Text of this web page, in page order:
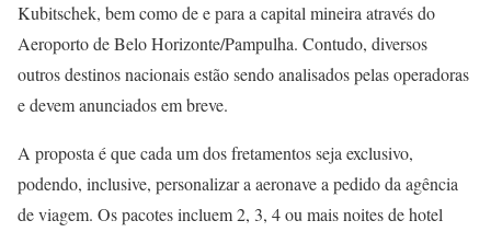
Kubitschek, bem como de e para a capital mineira através do
Aeroporto de Belo Horizonte/Pampulha. Contudo, diversos
outros destinos nacionais estão sendo analisados pelas operadoras
e devem anunciados em breve.
A proposta é que cada um dos fretamentos seja exclusivo,
podendo, inclusive, personalizar a aeronave a pedido da agência
de viagem. Os pacotes incluem 2, 3, 4 ou mais noites de hotel